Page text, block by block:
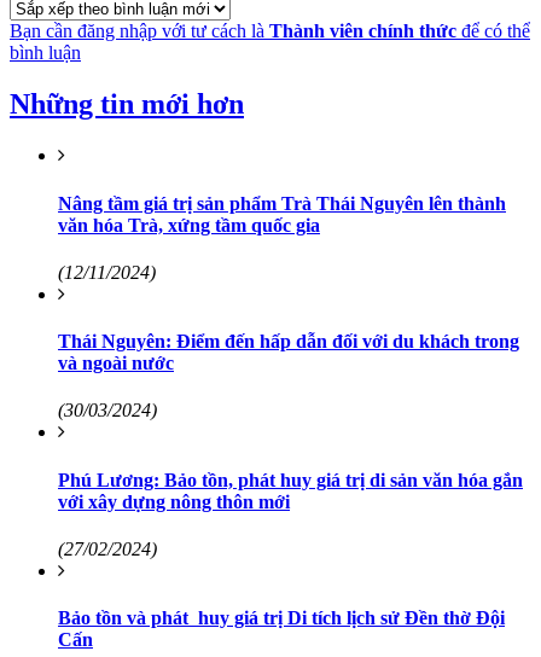
Bạn cần đăng nhập với tư cách là Thành viên chính thức để có thể
bình luận
Những tin mới hơn
Nâng tầm giá trị sản phẩm Trà Thái Nguyên lên thành
văn hóa Trà, xứng tầm quốc gia
(12/11/2024)
Thái Nguyên: Điểm đến hấp dẫn đối với du khách trong
và ngoài nước
(30/03/2024)
Phú Lương: Bảo tồn, phát huy giá trị di sản văn hóa gắn
với xây dựng nông thôn mới
(27/02/2024)
Bảo tồn và phát huy giá trị Di tích lịch sử Đền thờ Đội
Cấn